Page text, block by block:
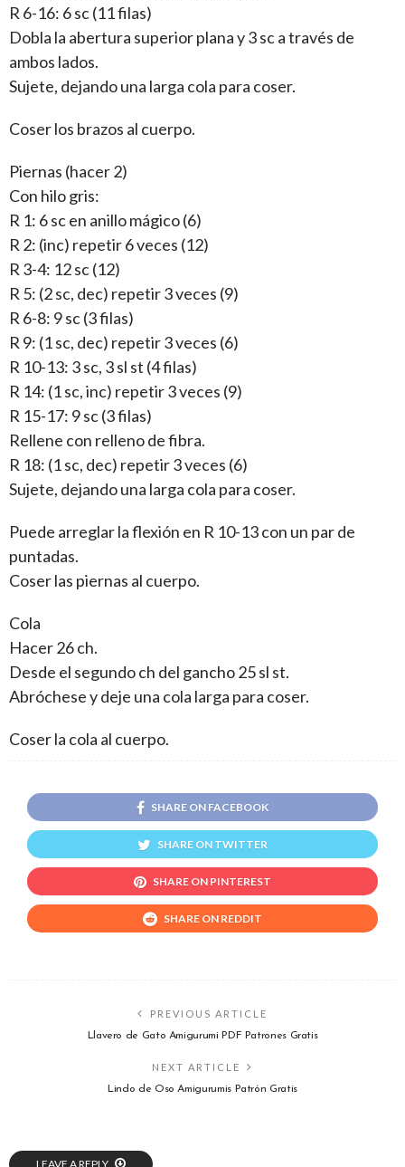
R 6-16: 6 sc (11 filas)
Dobla la abertura superior plana y 3 sc a través de
ambos lados.
Sujete, dejando una larga cola para coser.
Coser los brazos al cuerpo.
Piernas (hacer 2)
Con hilo gris:
R 1: 6 sc en anillo mágico (6)
R 2: (inc) repetir 6 veces (12)
R 3-4: 12 sc (12)
R 5: (2 sc, dec) repetir 3 veces (9)
R 6-8: 9 sc (3 filas)
R 9: (1 sc, dec) repetir 3 veces (6)
R 10-13: 3 sc, 3 sl st (4 filas)
R 14: (1 sc, inc) repetir 3 veces (9)
R 15-17: 9 sc (3 filas)
Rellene con relleno de fibra.
R 18: (1 sc, dec) repetir 3 veces (6)
Sujete, dejando una larga cola para coser.
Puede arreglar la flexión en R 10-13 con un par de
puntadas.
Coser las piernas al cuerpo.
Cola
Hacer 26 ch.
Desde el segundo ch del gancho 25 sl st.
Abróchese y deje una cola larga para coser.
Coser la cola al cuerpo.
SHARE ON FACEBOOK
SHARE ON TWITTER
SHARE ON PINTEREST
SHARE ON REDDIT
PREVIOUS ARTICLE
Llavero de Gato Amigurumi PDF Patrones Gratis
NEXT ARTICLE
Lindo de Oso Amigurumis Patrón Gratis
LEAVE A REPLY